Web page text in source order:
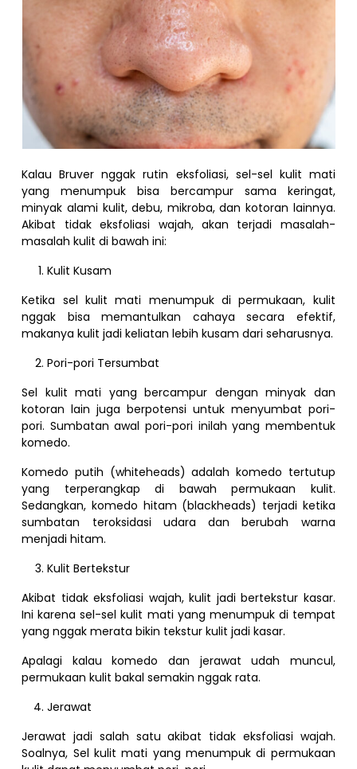
Kalau Bruver nggak rutin eksfoliasi, sel-sel kulit mati
yang menumpuk bisa bercampur sama keringat,
minyak alami kulit, debu, mikroba, dan kotoran lainnya.
Akibat tidak eksfoliasi wajah, akan terjadi masalah-
masalah kulit di bawah ini:
Kulit Kusam
Ketika sel kulit mati menumpuk di permukaan, kulit
nggak bisa memantulkan cahaya secara efektif,
makanya kulit jadi keliatan lebih kusam dari seharusnya.
Pori-pori Tersumbat
Sel kulit mati yang bercampur dengan minyak dan
kotoran lain juga berpotensi untuk menyumbat pori-
pori. Sumbatan awal pori-pori inilah yang membentuk
komedo.
Komedo putih (whiteheads) adalah komedo tertutup
yang terperangkap di bawah permukaan kulit.
Sedangkan, komedo hitam (blackheads) terjadi ketika
sumbatan teroksidasi udara dan berubah warna
menjadi hitam.
Kulit Bertekstur
Akibat tidak eksfoliasi wajah, kulit jadi bertekstur kasar.
Ini karena sel-sel kulit mati yang menumpuk di tempat
yang nggak merata bikin tekstur kulit jadi kasar.
Apalagi kalau komedo dan jerawat udah muncul,
permukaan kulit bakal semakin nggak rata.
Jerawat
Jerawat jadi salah satu akibat tidak eksfoliasi wajah.
Soalnya, Sel kulit mati yang menumpuk di permukaan